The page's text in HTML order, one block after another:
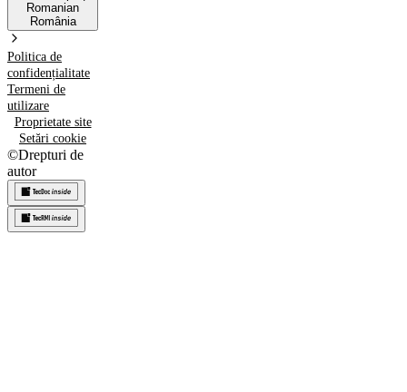
Romanian
România
Politica de
confidențialitate
Termeni de
utilizare
Proprietate site
Setări cookie
©Drepturi de
autor